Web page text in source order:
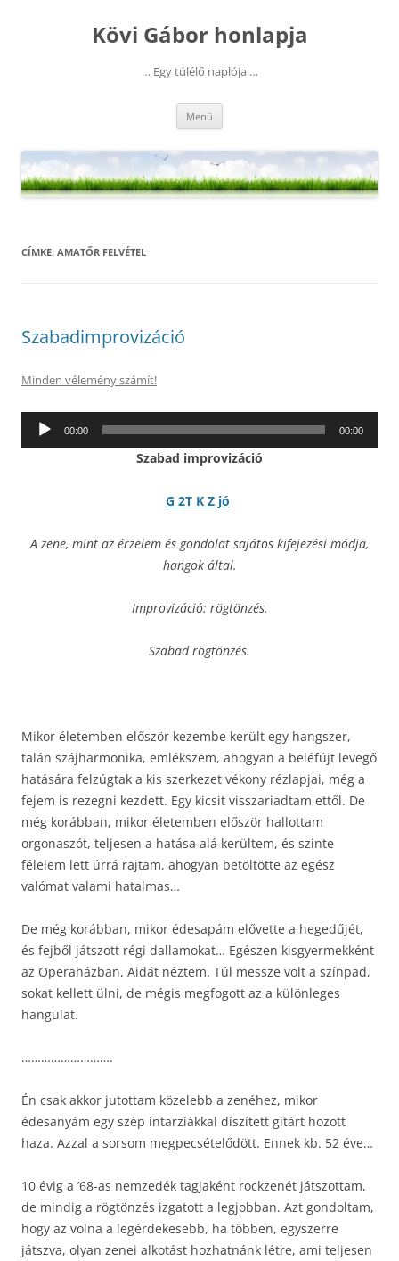
Kövi Gábor honlapja
… Egy túlélő naplója …
Menü
CÍMKE: AMATŐR FELVÉTEL
Szabadimprovizáció
Minden vélemény számít!
Audió
00:00 00:00
Szabad improvizáció
G 2T K Z jó
A zene, mint az érzelem és gondolat sajátos kifejezési módja,
hangok által.
Improvizáció: rögtönzés.
Szabad rögtönzés.
Mikor életemben először kezembe került egy hangszer,
talán szájharmonika, emlékszem, ahogyan a beléfújt levegő
hatására felzúgtak a kis szerkezet vékony rézlapjai, még a
fejem is rezegni kezdett. Egy kicsit visszariadtam ettől. De
még korábban, mikor életemben először hallottam
orgonaszót, teljesen a hatása alá kerültem, és szinte
félelem lett úrrá rajtam, ahogyan betöltötte az egész
valómat valami hatalmas…
De még korábban, mikor édesapám elővette a hegedűjét,
és fejből játszott régi dallamokat… Egészen kisgyermekként
az Operaházban, Aidát néztem. Túl messze volt a színpad,
sokat kellett ülni, de mégis megfogott az a különleges
hangulat.
……………………….
Én csak akkor jutottam közelebb a zenéhez, mikor
édesanyám egy szép intarziákkal díszített gitárt hozott
haza. Azzal a sorsom megpecsételődött. Ennek kb. 52 éve…
10 évig a ’68-as nemzedék tagjaként rockzenét játszottam,
de mindig a rögtönzés izgatott a legjobban. Azt gondoltam,
hogy az volna a legérdekesebb, ha többen, egyszerre
játszva, olyan zenei alkotást hozhatnánk létre, ami teljesen